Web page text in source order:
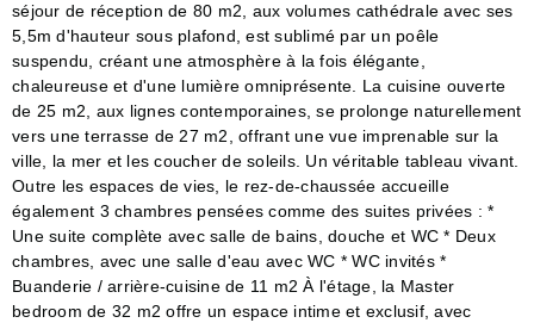
séjour de réception de 80 m2, aux volumes cathédrale avec ses
5,5m d'hauteur sous plafond, est sublimé par un poêle
suspendu, créant une atmosphère à la fois élégante,
chaleureuse et d'une lumière omniprésente. La cuisine ouverte
de 25 m2, aux lignes contemporaines, se prolonge naturellement
vers une terrasse de 27 m2, offrant une vue imprenable sur la
ville, la mer et les coucher de soleils. Un véritable tableau vivant.
Outre les espaces de vies, le rez-de-chaussée accueille
également 3 chambres pensées comme des suites privées : *
Une suite complète avec salle de bains, douche et WC * Deux
chambres, avec une salle d'eau avec WC * WC invités *
Buanderie / arrière-cuisine de 11 m2 À l'étage, la Master
bedroom de 32 m2 offre un espace intime et exclusif, avec